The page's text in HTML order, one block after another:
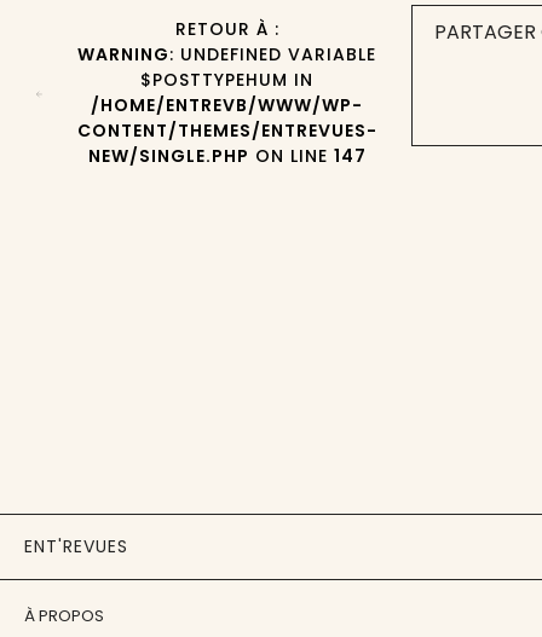
RETOUR À :
WARNING: UNDEFINED VARIABLE
$POSTTYPEHUM IN
/HOME/ENTREVB/WWW/WP-
CONTENT/THEMES/ENTREVUES-
NEW/SINGLE.PHP ON LINE 147
ENT'REVUES
À PROPOS